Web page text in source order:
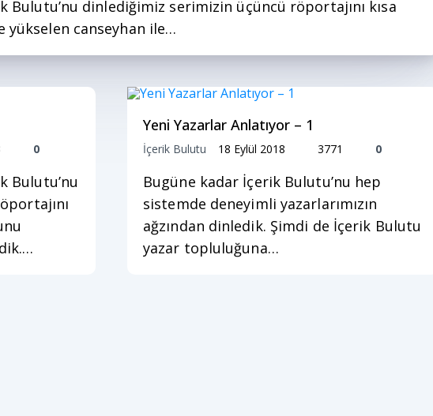
Bulutu’nu dinlediğimiz serimizin üçüncü röportajını kısa
yükselen canseyhan ile…
0
Bulutu’nu
Yeni Yazarlar Anlatıyor – 1
İçerik Bulutu 18 Eylül 2018 3771 0
Bugüne kadar İçerik Bulutu’nu hep
sistemde deneyimli yazarlarımızın
ağzından dinledik. Şimdi de İçerik Bulutu
yazar topluluğuna…